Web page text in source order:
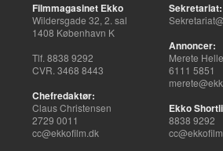
Filmmagasinet Ekko
Wildersgade 32, 2. sal
1408 København K
Tlf. 8838 9292
CVR. 3468 8443
Chefredaktør:
Claus Christensen
2729 0011
cc@ekkofilm.dk
Sekretariat:
Annoncer:
Merete
6111 5851
Ekko
8838 9292